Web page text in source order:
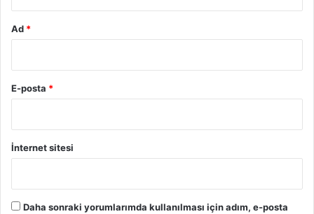
Ad *
E-posta *
İnternet sitesi
Daha sonraki yorumlarımda kullanılması için adım, e-posta